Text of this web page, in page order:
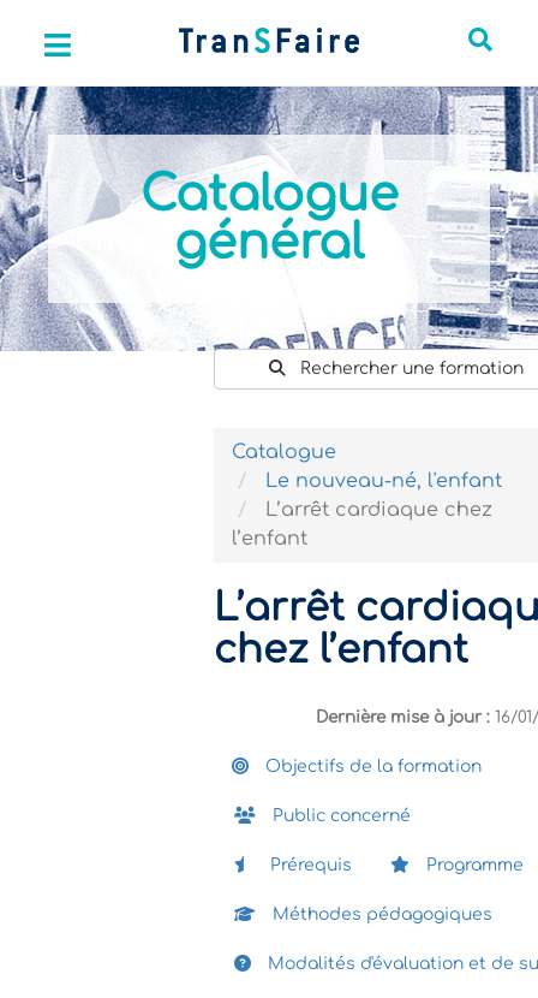
Catalogue
général
Rechercher une formation
Catalogue
Le nouveau-né, l'enfant
L’arrêt cardiaque chez
l’enfant
L’arrêt
chez l’enfant
Dernière mise à jour : 16/
Objectifs de la formation
Public concerné
Prérequis Programme
Méthodes pédagogiques
Modalités d'évaluation et de